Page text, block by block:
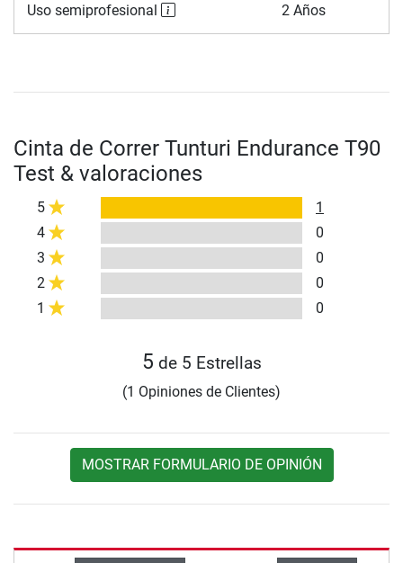
Uso semiprofesional 2 Años
Cinta de Correr Tunturi Endurance T90
Test & valoraciones
5
1
4
0
3
0
2
0
1
0
5 de 5 Estrellas
(1 Opiniones de Clientes)
MOSTRAR FORMULARIO DE OPINIÓN